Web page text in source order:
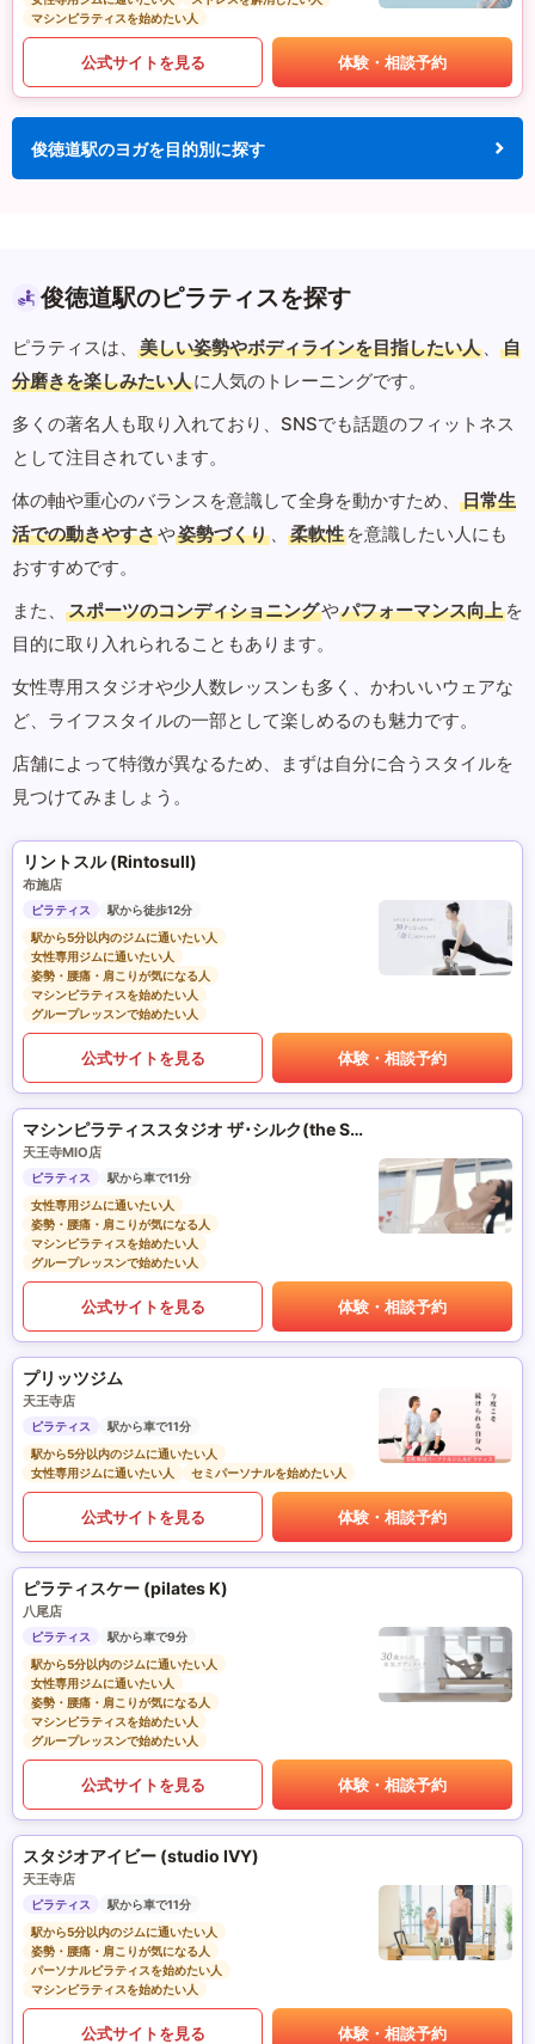
マシンピラティスを始めたい人
公式サイトを見る 体験・相談予約
俊徳道駅のヨガを目的別に探す
俊徳道駅のピラティスを探す
ピラティスは、 美しい姿勢やボディラインを目指したい人 、
自
分磨きを楽しみたい人に人気のトレーニングです。
多くの著名人も取り入れており、SNSでも話題のフィットネス
として注目されています。
体の軸や重心のバランスを意識して全身を動かすため、
日常生
活での動きやすさや姿勢づくり 、 柔軟性 を意識したい人にも
おすすめです。
また、
スポーツのコンディショニングやパフォーマンス向上 を
目的に取り入れられることもあります。
女性専用スタジオや少人数レッスンも多く、かわいいウェアな
ど、ライフスタイルの一部として楽しめるのも魅力です。
店舗によって特徴が異なるため、まずは自分に合うスタイルを
見つけてみましょう。
リントスル (Rintosull)
布施店
ピラティス
駅から徒歩12分
駅から5分以内のジムに通いたい人
女性専用ジムに通いたい人
姿勢・腰痛・肩こりが気になる人
マシンピラティスを始めたい人
グループレッスンで始めたい人
公式サイトを見る 体験・相談予約
マシンピラティススタジオ ザ･シルク(the SILK)
天王寺MIO店
ピラティス
駅から車で11分
女性専用ジムに通いたい人
姿勢・腰痛・肩こりが気になる人
マシンピラティスを始めたい人
グループレッスンで始めたい人
公式サイトを見る 体験・相談予約
プリッツジム
天王寺店
ピラティス
駅から車で11分
駅から5分以内のジムに通いたい人
女性専用ジムに通いたい人
セミパーソナルを始めたい人
公式サイトを見る 体験・相談予約
ピラティスケー (pilates K)
八尾店
ピラティス
駅から車で9分
駅から5分以内のジムに通いたい人
女性専用ジムに通いたい人
姿勢・腰痛・肩こりが気になる人
マシンピラティスを始めたい人
グループレッスンで始めたい人
公式サイトを見る 体験・相談予約
スタジオアイビー (studio IVY)
天王寺店
ピラティス
駅から車で11分
駅から5分以内のジムに通いたい人
姿勢・腰痛・肩こりが気になる人
パーソナルピラティスを始めたい人
マシンピラティスを始めたい人
公式サイトを見る 体験・相談予約